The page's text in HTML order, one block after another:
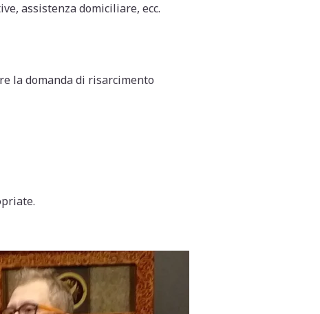
assistenza domiciliare, ecc.
la domanda di risarcimento